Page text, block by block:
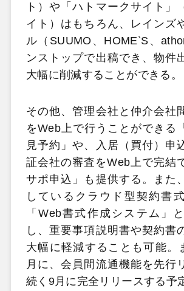
ト）や「ハトマークサイト」
イト）はもちろん、レインズ
ル（SUUMO、HOME‵S、
ンストップで出稿でき、物件
大幅に削減することができる。
その他、管理会社と仲介会社
をWeb上で行うことができる
見予約」や、入居（買付）申
証会社の審査をWeb上で完結
サポ申込」も提供する。また
しているクラウド型契約書
「Web書式作成システム」
し、重要事項説明書や契約書
大幅に軽減することも可能。
月に、会員間流通機能を先行
続く9月に完全リリースする予